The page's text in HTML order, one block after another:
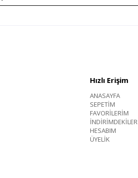
Hızlı Erişim
ANASAYFA
SEPETİM
FAVORİLERİM
İNDİRİMDEKİLER
HESABIM
ÜYELİK